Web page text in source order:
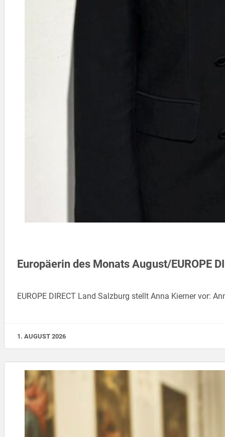
Europäerin des Monats August/EUROPE
EUROPE DIRECT Land Salzburg stellt Anna Kierner vor:
1. AUGUST 2026